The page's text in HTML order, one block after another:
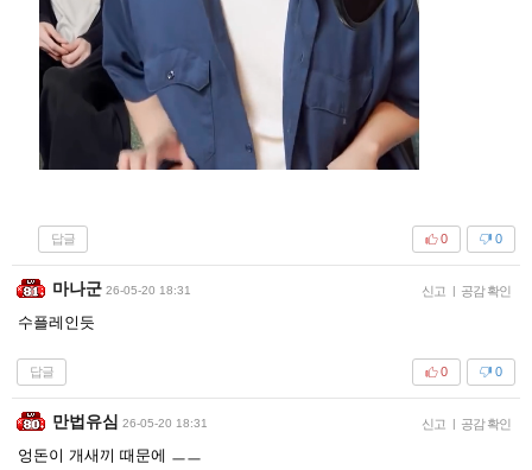
답글 0
0
마나군 26-05-20 18:31 신고 | 공감 확인
수플레인듯
답글 0
0
만법유심 26-05-20 18:31 신고 | 공감 확인
엉돈이 개새끼 때문에 ㅡㅡ